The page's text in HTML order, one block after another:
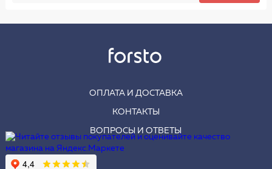
ОПЛАТА И ДОСТАВКА
КОНТАКТЫ
ВОПРОСЫ И ОТВЕТЫ